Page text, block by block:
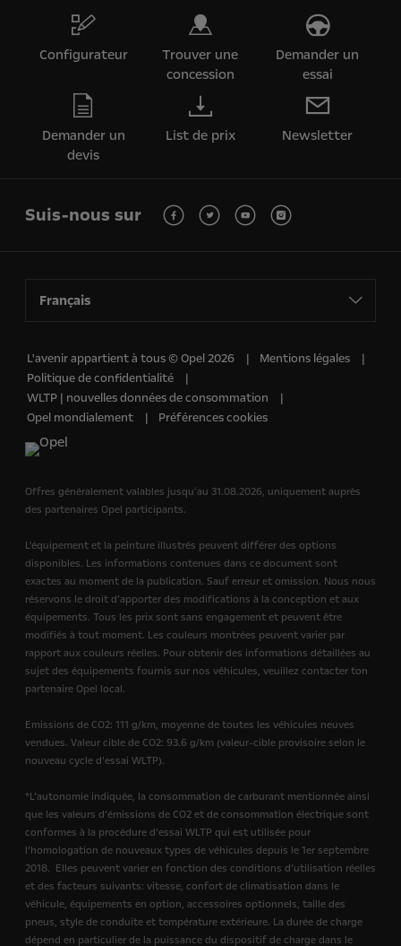
Configurateur
Trouver une
concession
Demander un
essai
Demander un
devis
List de prix Newsletter
Suis-nous sur
Français
L'avenir appartient à tous © Opel 2026
Mentions légales
Politique de confidentialité
WLTP | nouvelles données de consommation
Opel mondialement
Préférences cookies
Offres généralement valables jusquʻau 31.08.2026, uniquement auprès
des partenaires Opel participants.
L'équipement et la peinture illustrés peuvent différer des options
disponibles. Les informations contenues dans ce document sont
exactes au moment de la publication. Sauf erreur et omission. Nous nous
réservons le droit d’apporter des modifications à la conception et aux
équipements. Tous les prix sont sans engagement et peuvent être
modifiés à tout moment. Les couleurs montrées peuvent varier par
rapport aux couleurs réelles. Pour obtenir des informations détaillées au
sujet des équipements fournis sur nos véhicules, veuillez contacter ton
partenaire Opel local.
Emissions de CO2: 111 g/km, moyenne de toutes les véhicules neuves
vendues. Valeur cible de CO2: 93.6 g/km (valeur-cible provisoire selon le
nouveau cycle d’essai WLTP).
*L’autonomie indiquée, la consommation de carburant mentionnée ainsi
que les valeurs d’émissions de CO2 et de consommation électrique sont
conformes à la procédure d’essai WLTP qui est utilisée pour
l’homologation de nouveaux types de véhicules depuis le 1er septembre
2018. Elles peuvent varier en fonction des conditions d’utilisation réelles
et des facteurs suivants: vitesse, confort de climatisation dans le
véhicule, équipements en option, accessoires optionnels, taille des
pneus, style de conduite et température extérieure. La durée de charge
dépend en particulier de la puissance du dispositif de charge dans le